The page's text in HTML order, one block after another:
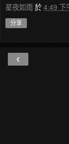
星夜如雨 於 4:49 下
分享
‹